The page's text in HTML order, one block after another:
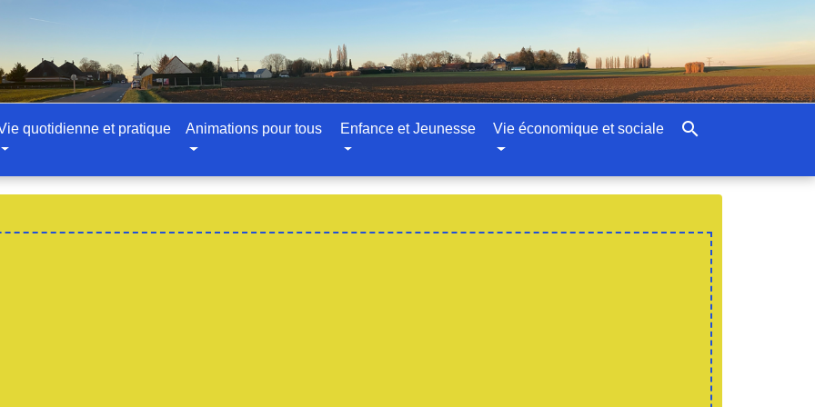
quotidienne et pratique Animations pour tous Enfance et Jeunesse Vie économique et sociale search